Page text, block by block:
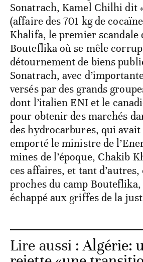
Sonatrach, Kamel Chilhi dit
(affaire des 701 kg de
Khalifa, le premier scandale
Bouteflika où se mêle
détournement de biens
Sonatrach, avec
versés par des grands
dont l’italien ENI et le
pour obtenir des marchés
des hydrocarbures, qui
emporté le ministre de
mines de l’époque, Chakib
ces affaires, et tant
proches du camp
échappé aux griffes de la
Lire aussi :Algérie: